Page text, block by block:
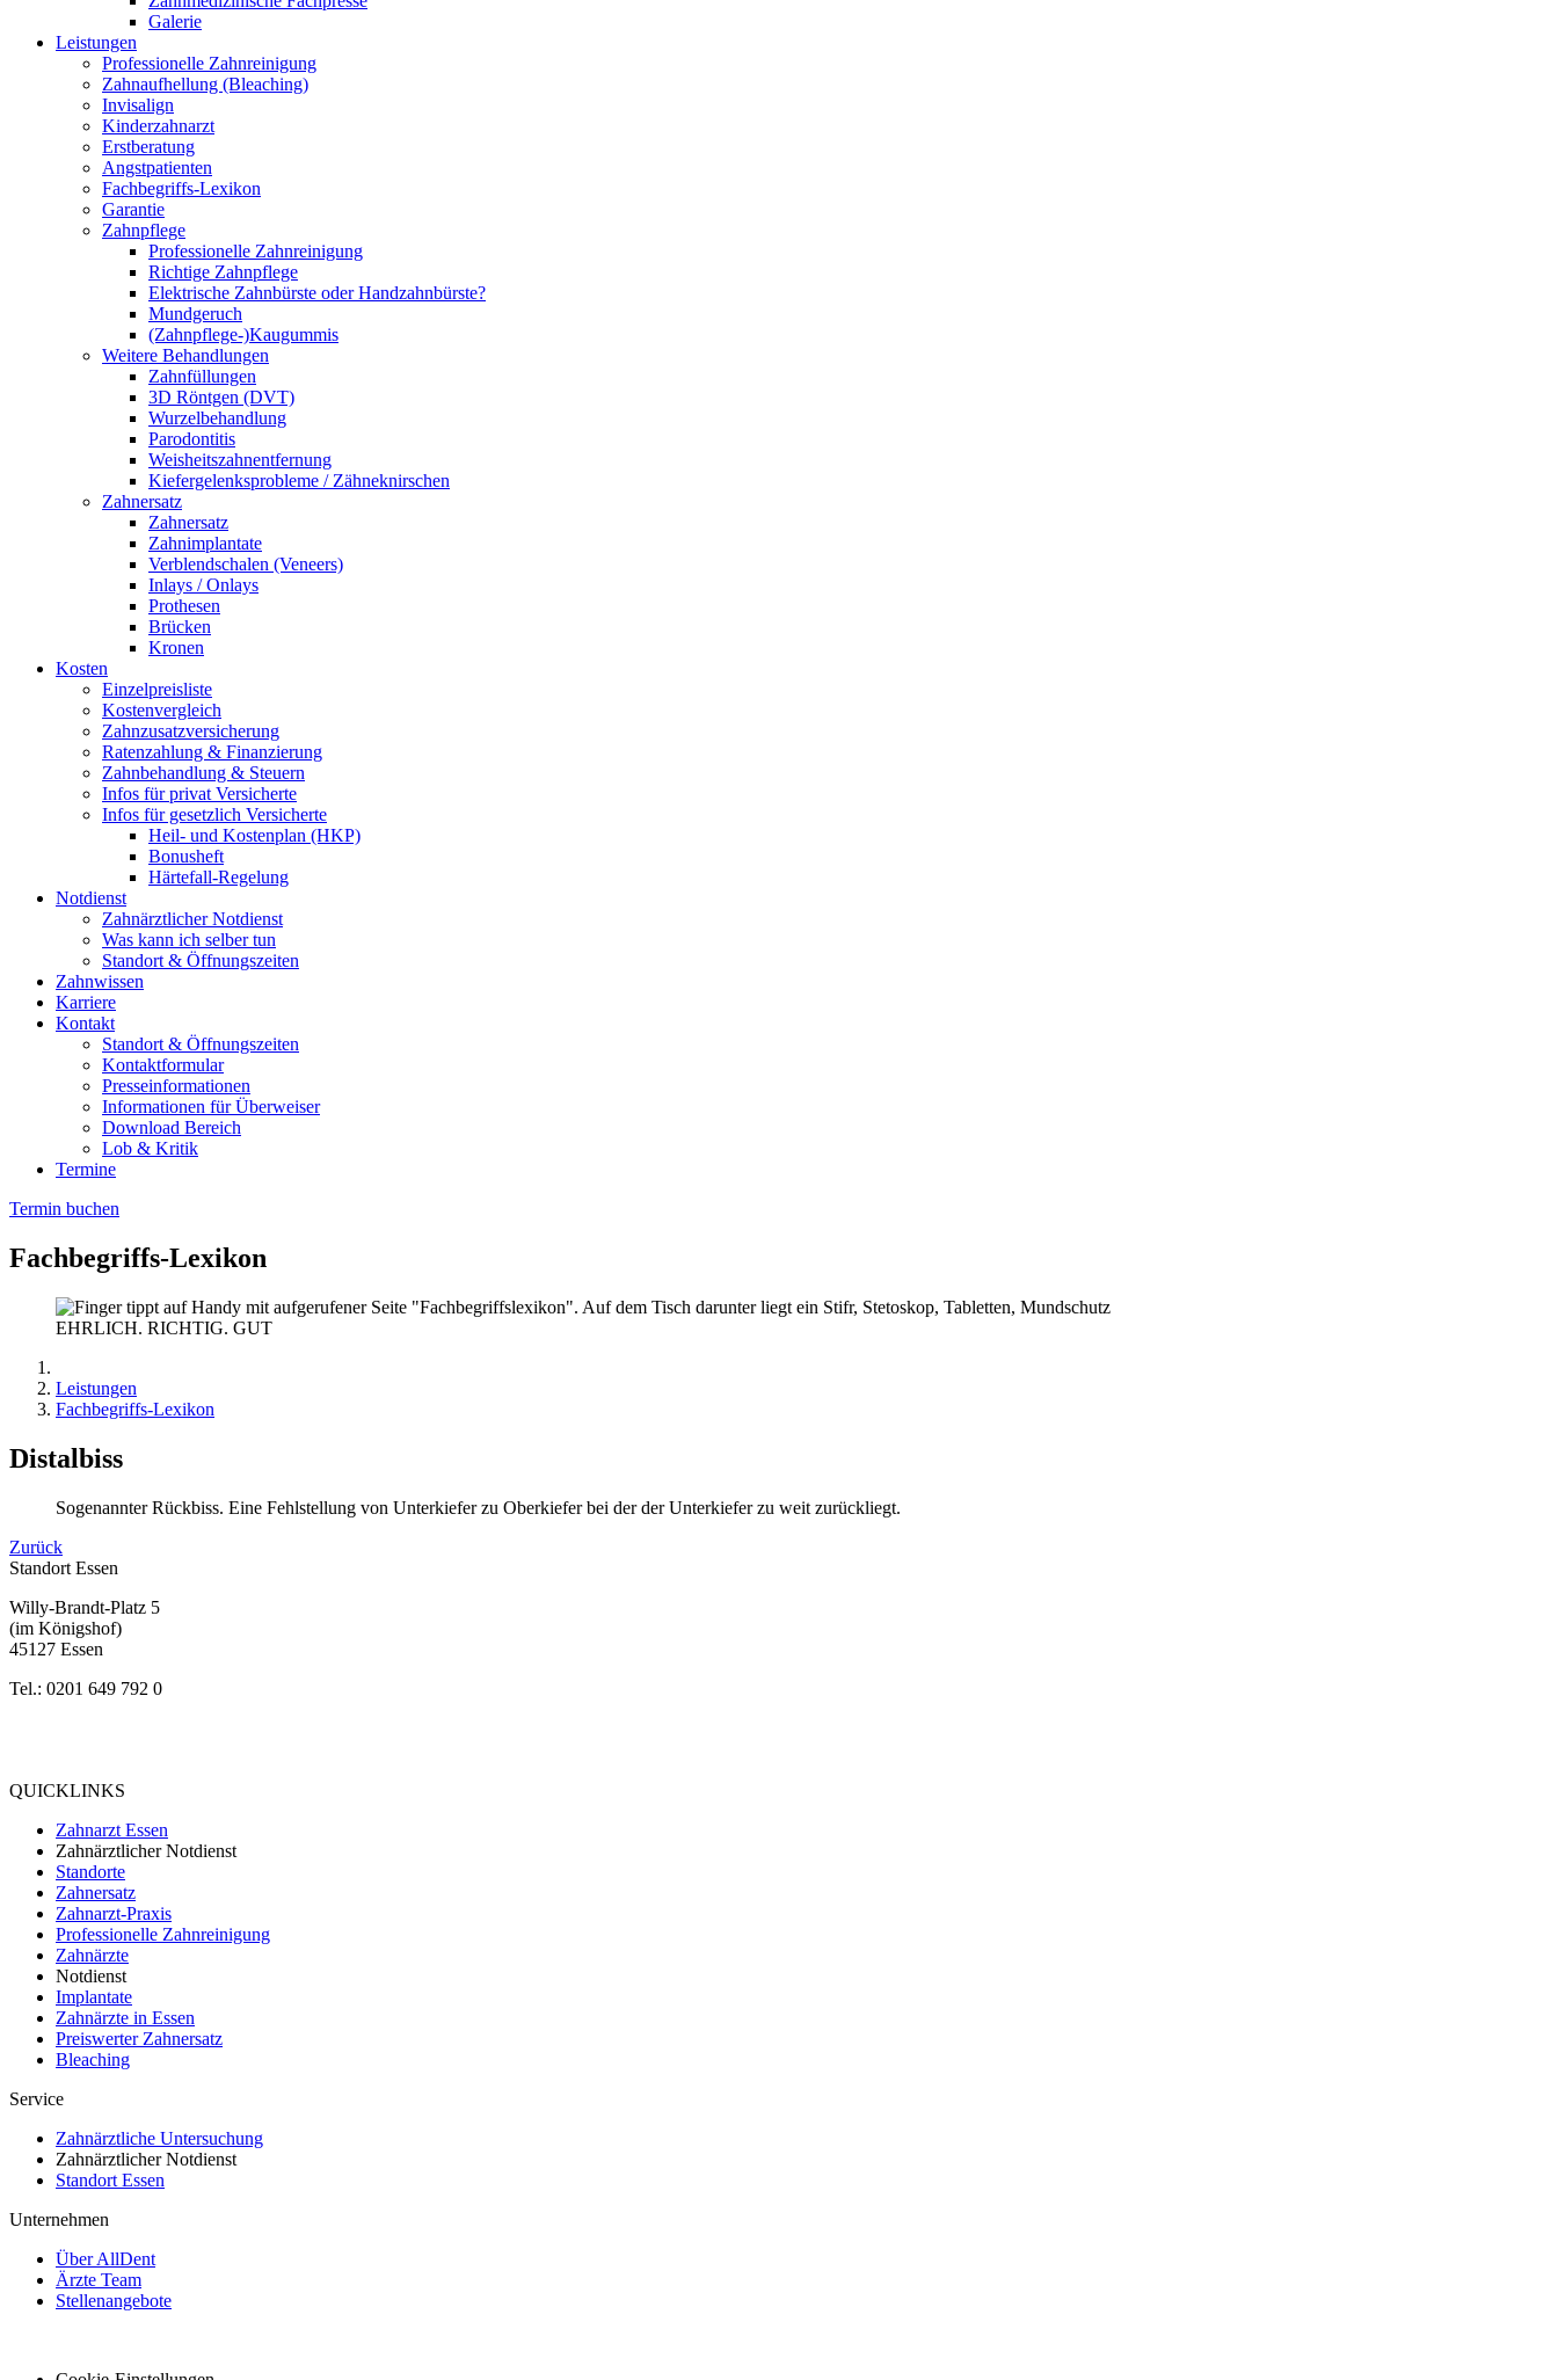
Galerie
Leistungen
Professionelle Zahnreinigung
Zahnaufhellung (Bleaching)
Invisalign
Kinderzahnarzt
Erstberatung
Angstpatienten
Fachbegriffs-Lexikon
Garantie
Zahnpflege
Professionelle Zahnreinigung
Richtige Zahnpflege
Elektrische Zahnbürste oder Handzahnbürste?
Mundgeruch
(Zahnpflege-)Kaugummis
Weitere Behandlungen
Zahnfüllungen
3D Röntgen (DVT)
Wurzelbehandlung
Parodontitis
Weisheitszahnentfernung
Kiefergelenksprobleme / Zähneknirschen
Zahnersatz
Zahnersatz
Zahnimplantate
Verblendschalen (Veneers)
Inlays / Onlays
Prothesen
Brücken
Kronen
Kosten
Einzelpreisliste
Kostenvergleich
Zahnzusatzversicherung
Ratenzahlung & Finanzierung
Zahnbehandlung & Steuern
Infos für privat Versicherte
Infos für gesetzlich Versicherte
Heil- und Kostenplan (HKP)
Bonusheft
Härtefall-Regelung
Notdienst
Zahnärztlicher Notdienst
Was kann ich selber tun
Standort & Öffnungszeiten
Zahnwissen
Karriere
Kontakt
Standort & Öffnungszeiten
Kontaktformular
Presseinformationen
Informationen für Überweiser
Download Bereich
Lob & Kritik
Termine
Termin buchen
Fachbegriffs-Lexikon
EHRLICH. RICHTIG. GUT
Leistungen
Fachbegriffs-Lexikon
Distalbiss
Sogenannter Rückbiss. Eine Fehlstellung von Unterkiefer zu Oberkiefer bei der der Unterkiefer zu weit zurückliegt.
Zurück
Standort Essen
Willy-Brandt-Platz 5
(im Königshof)
45127 Essen
Tel.: 0201 649 792 0
QUICKLINKS
Zahnarzt Essen
Zahnärztlicher Notdienst
Standorte
Zahnersatz
Zahnarzt-Praxis
Professionelle Zahnreinigung
Zahnärzte
Notdienst
Implantate
Zahnärzte in Essen
Preiswerter Zahnersatz
Bleaching
Service
Zahnärztliche Untersuchung
Zahnärztlicher Notdienst
Standort Essen
Unternehmen
Über AllDent
Ärzte Team
Stellenangebote